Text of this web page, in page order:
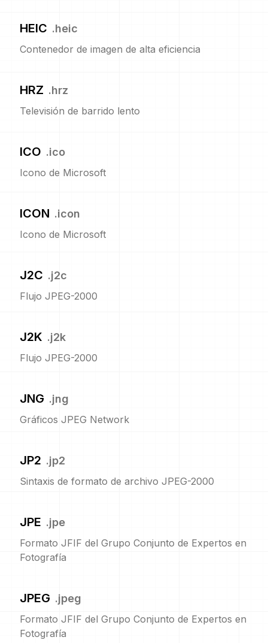
HEIC .heic
Contenedor de imagen de alta eficiencia
HRZ .hrz
Televisión de barrido lento
ICO .ico
Icono de Microsoft
ICON .icon
Icono de Microsoft
J2C .j2c
Flujo JPEG-2000
J2K .j2k
Flujo JPEG-2000
JNG .jng
Gráficos JPEG Network
JP2 .jp2
Sintaxis de formato de archivo JPEG-2000
JPE .jpe
Formato JFIF del Grupo Conjunto de Expertos en
Fotografía
JPEG .jpeg
Formato JFIF del Grupo Conjunto de Expertos en
Fotografía